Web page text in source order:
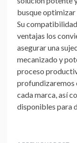
busque optimizar
Su
ventajas los
asegurar una
mecanizado y
proceso
profundizaremos
cada marca, así
disponibles para